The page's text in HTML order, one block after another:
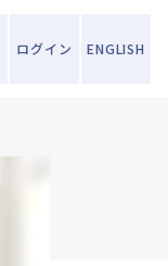
ログイン ENGLISH